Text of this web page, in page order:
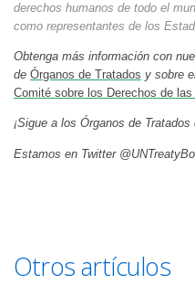
derechos humanos de todo el
como representantes de los
Obtenga más información con
de Órganos de Tratados y sobre
Comité sobre los Derechos de
¡Sigue a los Órganos de
Estamos en Twitter
Otros artículos